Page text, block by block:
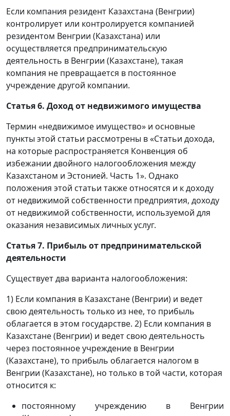
Если компания резидент Казахстана (Венгрии)
контролирует или контролируется компанией
резидентом Венгрии (Казахстана) или
осуществляется предпринимательскую
деятельность в Венгрии (Казахстане), такая
компания не превращается в постоянное
учреждение другой компании.
Статья 6. Доход от недвижимого имущества
Термин «недвижимое имущество» и основные
пункты этой статьи рассмотрены в «Статьи дохода,
на которые распространяется Конвенция об
избежании двойного налогообложения между
Казахстаном и Эстонией. Часть 1». Однако
положения этой статьи также относятся и к доходу
от недвижимой собственности предприятия, доходу
от недвижимой собственности, используемой для
оказания независимых личных услуг.
Статья 7. Прибыль от предпринимательской
деятельности
Существует два варианта налогообложения:
1) Если компания в Казахстане (Венгрии) и ведет
свою деятельность только из нее, то прибыль
облагается в этом государстве. 2) Если компания в
Казахстане (Венгрии) и ведет свою деятельность
через постоянное учреждение в Венгрии
(Казахстане), то прибыль облагается налогом в
Венгрии (Казахстане), но только в той части, которая
относится к:
постоянному учреждению в Венгрии